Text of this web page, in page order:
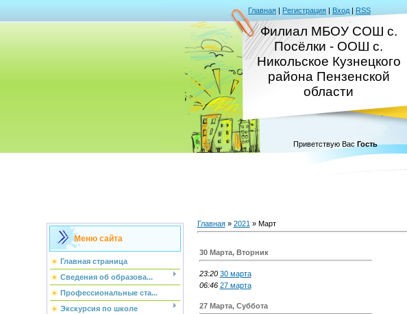
Главная | Регистрация | Вход | RSS
Филиал МБОУ СОШ с.
Посёлки - ООШ с.
Никольское Кузнецкого
района Пензенской
области
Приветствую Вас Гость
Меню сайта
Главная страница
Сведения об образова...
Профессиональные ста...
Экскурсия по школе
Главная» 2021 » Март
30 Марта, Вторник
23:20 30 марта
06:46 27 марта
27 Марта, Суббота